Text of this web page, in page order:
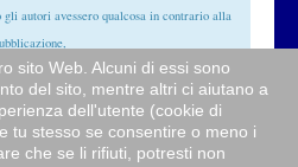
gli autori avessero qualcosa in contrario alla
(info@missionerh.it ) che provvederà
delle immagini utilizzate.
Redemptor hominis
sito Web. Alcuni di essi sono
del sito, mentre altri ci aiutano a
dell'utente (cookie di
tu stesso se consentire o meno i
che se li rifiuti, potresti non